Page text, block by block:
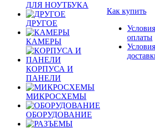
ДЛЯ НОУТБУКА
ДРУГОЕ
КАМЕРЫ
КОРПУСА И
ПАНЕЛИ
МИКРОСХЕМЫ
ОБОРУДОВАНИЕ
Как купить
Условия
оплаты
Условия